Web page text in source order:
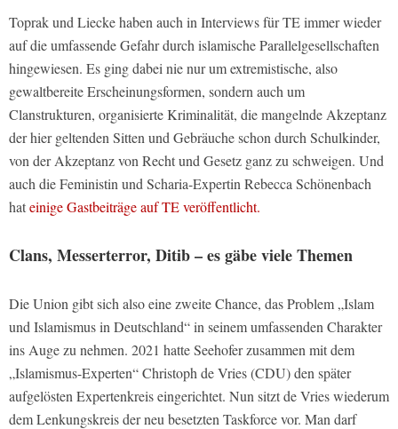
Toprak und Liecke haben auch in Interviews für TE immer wieder
auf die umfassende Gefahr durch islamische Parallelgesellschaften
hingewiesen. Es ging dabei nie nur um extremistische, also
gewaltbereite Erscheinungsformen, sondern auch um
Clanstrukturen, organisierte Kriminalität, die mangelnde Akzeptanz
der hier geltenden Sitten und Gebräuche schon durch Schulkinder,
von der Akzeptanz von Recht und Gesetz ganz zu schweigen. Und
auch die Feministin und Scharia-Expertin Rebecca Schönenbach
hateinige Gastbeiträge auf TE veröffentlicht.
Clans, Messerterror, Ditib – es gäbe viele Themen
Die Union gibt sich also eine zweite Chance, das Problem „Islam
und Islamismus in Deutschland“ in seinem umfassenden Charakter
ins Auge zu nehmen. 2021 hatte Seehofer zusammen mit dem
„Islamismus-Experten“ Christoph de Vries (CDU) den später
aufgelösten Expertenkreis eingerichtet. Nun sitzt de Vries wiederum
dem Lenkungskreis der neu besetzten Taskforce vor. Man darf